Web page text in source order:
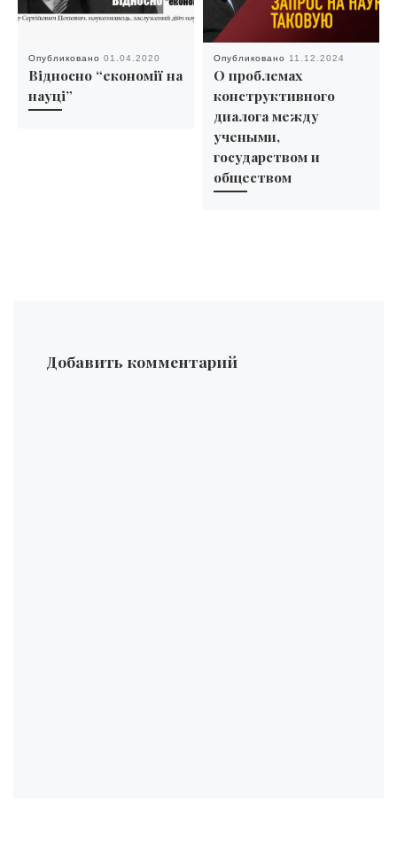
Опубликовано 01.04.2020
Відносно “економії на
науці”
Опубликовано 11.12.2024
О проблемах
конструктивного
диалога между
учеными,
государством и
обществом
Добавить комментарий